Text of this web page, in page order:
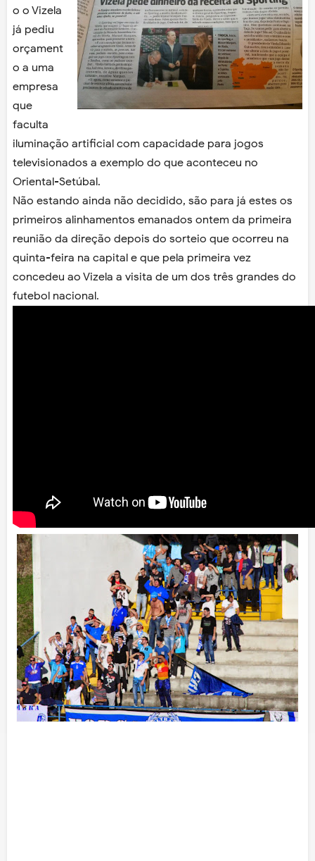
o o Vizela
já pediu
orçament
o a uma
empresa
que
faculta
iluminação artificial com capacidade para jogos
televisionados a exemplo do que aconteceu no
Oriental-Setúbal.
Não estando ainda não decidido, são para já estes os
primeiros alinhamentos emanados ontem da primeira
reunião da direção depois do sorteio que ocorreu na
quinta-feira na capital e que pela primeira vez
concedeu ao Vizela a visita de um dos três grandes do
futebol nacional.